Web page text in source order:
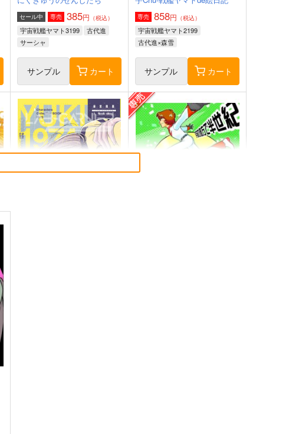
セール中 専売 385円 （税込）
宇宙戦艦ヤマト3199
古代進
サーシャ
サンプル カート
専売 858円 （税込）
宇宙戦艦ヤマト2199
古代進×森雪
サンプル カート